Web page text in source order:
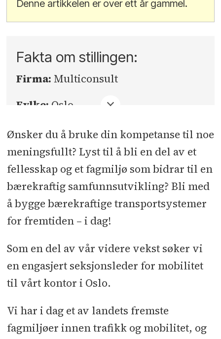
Denne artikkelen er over ett år gammel.
Fakta om stillingen:
Firma: Multiconsult
Fylke: Oslo
Sted:Oslo
Søknadsfrist:15.06.2025
Ønsker du å bruke din kompetanse til noe
meningsfullt? Lyst til å bli en del av et
fellesskap og et fagmiljø som bidrar til en
bærekraftig samfunnsutvikling? Bli med
å bygge bærekraftige transportsystemer
for fremtiden – i dag!
Som en del av vår videre vekst søker vi
en engasjert seksjonsleder for mobilitet
til vårt kontor i Oslo.
Vi har i dag et av landets fremste
fagmiljøer innen trafikk og mobilitet, og